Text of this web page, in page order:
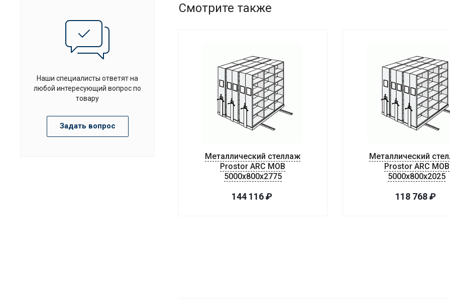
Смотрите также
Металлический стеллаж
Prostor ARC MOB
5000x800x2775
144 116₽
Металлический
Prostor ARC MOB
5000x800x2025
118 768₽
Наши специалисты ответят на
любой интересующий вопрос по
товару
Задать вопрос